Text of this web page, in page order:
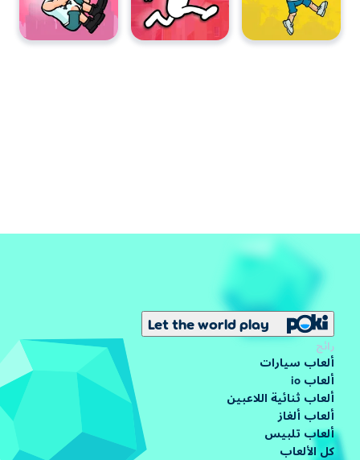
Let the world play
رائج
ألعاب سيارات
ألعاب io
ألعاب ثنائية اللاعبين
ألعاب ألغاز
ألعاب تلبيس
كل الألعاب